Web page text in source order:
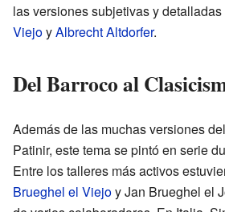
las versiones subjetivas y detalladas
ViejoyAlbrecht Altdorfer.
Del Barroco al
Además de las muchas versiones
Patinir, este tema se pintó en serie
Entre los talleres más activos
Brueghel el Viejoy Jan Brueghel el